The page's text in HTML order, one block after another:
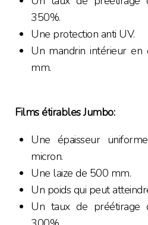
350%.
Une protection anti UV.
Un mandrin intérieur
mm.
Films étirables Jumbo:
Une épaisseur
micron.
Une laize de 500 mm.
Un poids qui peut
Un taux de préétirage